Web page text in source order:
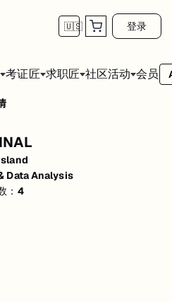
🇺🇸 登录
考证匠 求职匠 社区活动 会员
Analysis
Workshop，帮助学员掌握实用技能
Data Analysis
： 4